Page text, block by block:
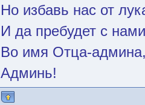
Но избавь нас от
И да пребудет с
Во имя Отца-
Админь!